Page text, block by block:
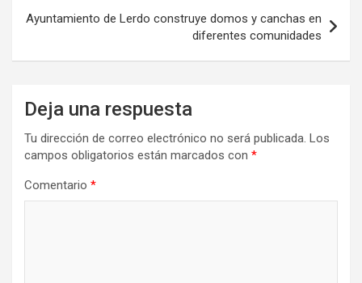
Ayuntamiento de Lerdo construye domos y canchas en
diferentes comunidades
Deja una respuesta
Tu dirección de correo electrónico no será publicada. Los
campos obligatorios están marcados con *
Comentario *